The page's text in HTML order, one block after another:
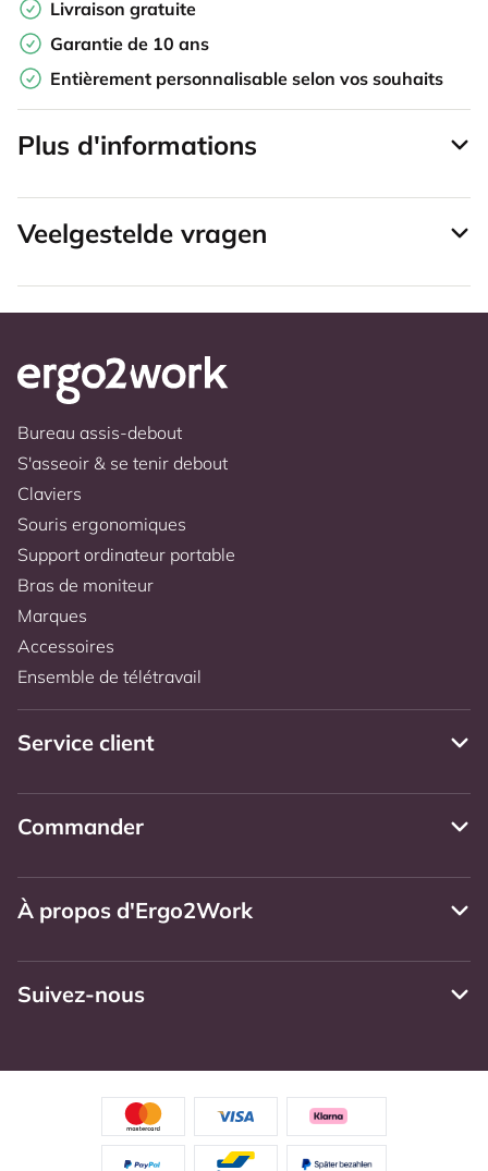
Livraison gratuite
Garantie de 10 ans
Entièrement personnalisable selon vos souhaits
Plus d'informations
Veelgestelde vragen
Bureau assis-debout
S'asseoir & se tenir debout
Claviers
Souris ergonomiques
Support ordinateur portable
Bras de moniteur
Marques
Accessoires
Ensemble de télétravail
Service client
Commander
À propos d'Ergo2Work
Suivez-nous